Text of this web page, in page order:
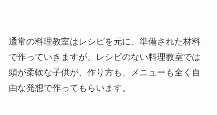
通常の料理教室はレシピを元に、準備された材料
で作っていきますが、レシピのない料理教室では
頭が柔軟な子供が、作り方も、メニューも全く自
由な発想で作ってもらいます。